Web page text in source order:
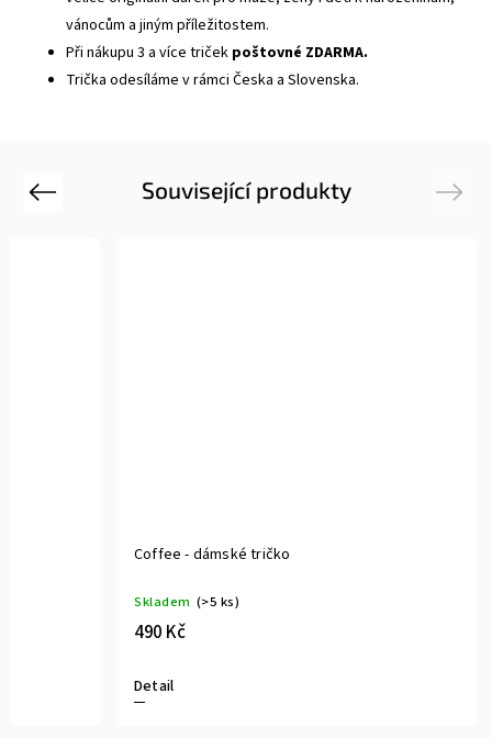
vánocům a jiným příležitostem.
Při nákupu 3 a více triček poštovné ZDARMA.
Trička odesíláme v rámci Česka a Slovenska.
Související produkty
Previous
Coffee - dámské tričko
Skladem (>5 ks)
490 Kč
Detail
Next